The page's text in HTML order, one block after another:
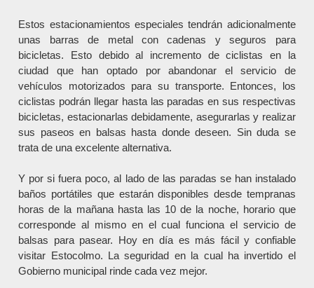
Estos estacionamientos especiales tendrán adicionalmente
unas barras de metal con cadenas y seguros para
bicicletas. Esto debido al incremento de ciclistas en la
ciudad que han optado por abandonar el servicio de
vehículos motorizados para su transporte. Entonces, los
ciclistas podrán llegar hasta las paradas en sus respectivas
bicicletas, estacionarlas debidamente, asegurarlas y realizar
sus paseos en balsas hasta donde deseen. Sin duda se
trata de una excelente alternativa.
Y por si fuera poco, al lado de las paradas se han instalado
baños portátiles que estarán disponibles desde tempranas
horas de la mañana hasta las 10 de la noche, horario que
corresponde al mismo en el cual funciona el servicio de
balsas para pasear. Hoy en día es más fácil y confiable
visitar Estocolmo. La seguridad en la cual ha invertido el
Gobierno municipal rinde cada vez mejor.